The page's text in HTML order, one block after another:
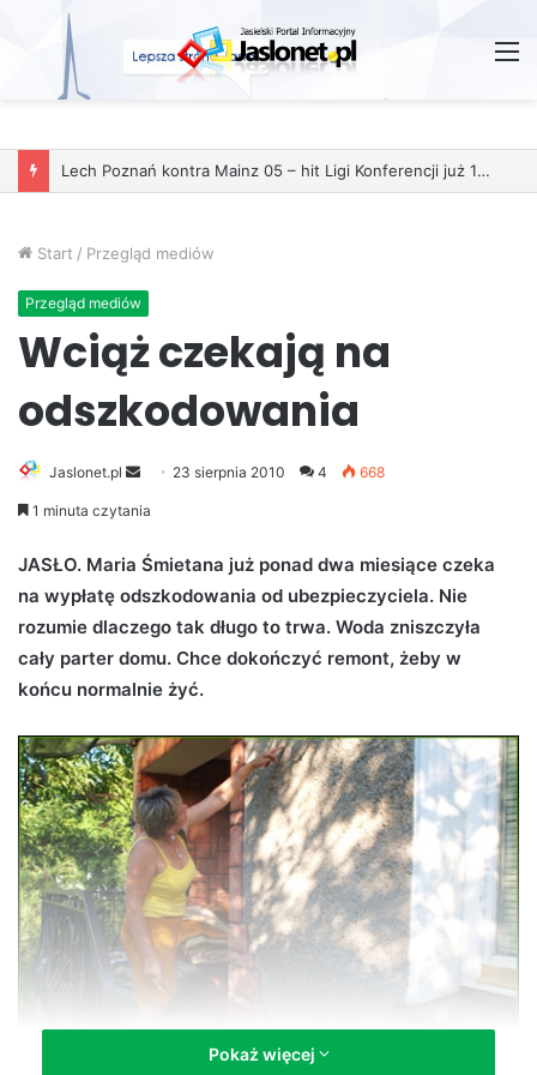
Lech Poznań kontra Mainz 05 – hit Ligi Konferencji już 11 grudnia
Start / Przegląd mediów
Przegląd mediów
Wciąż czekają na
odszkodowania
Jaslonet.pl
e
d
a
i
l
23 sierpnia 2010 4 668
1 minuta czytania
JASŁO. Maria Śmietana już ponad dwa miesiące czeka
na wypłatę odszkodowania od ubezpieczyciela. Nie
rozumie dlaczego tak długo to trwa. Woda zniszczyła
cały parter domu. Chce dokończyć remont, żeby w
końcu normalnie żyć.
Pokaż więcej